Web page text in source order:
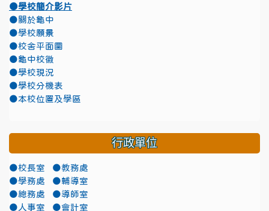
●學校簡介影片
●關於龜中
●學校願景
●校舍平面圖
●龜中校徽
●學校現況
●學校分機表
●本校位置及學區
行政單位
●校長室
●教務處
●學務處
●輔導室
●總務處
●導師室
●人事室
●會計室